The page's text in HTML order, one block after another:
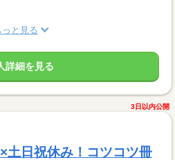
っと見る
詳細を見る
3日以内公開
土日祝休み！コツコツ冊